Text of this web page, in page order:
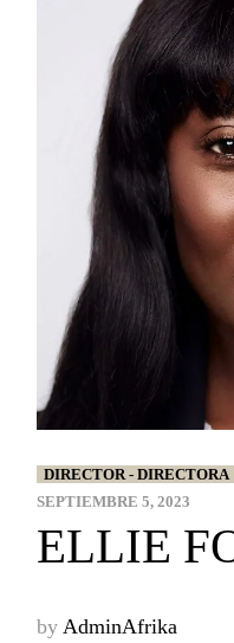
DIRECTOR - DIRECTORA
SEPTIEMBRE 5, 2023
ELLIE
by AdminAfrika